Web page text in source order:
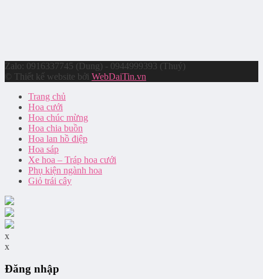
Zalo: 0916337745 (Dung) - 0944999393 (Thuý)
© Thiết kế website bởi WebDaiTin.vn
Trang chủ
Hoa cưới
Hoa chúc mừng
Hoa chia buồn
Hoa lan hồ điệp
Hoa sáp
Xe hoa – Tráp hoa cưới
Phụ kiện ngành hoa
Giỏ trái cây
x
x
Đăng nhập